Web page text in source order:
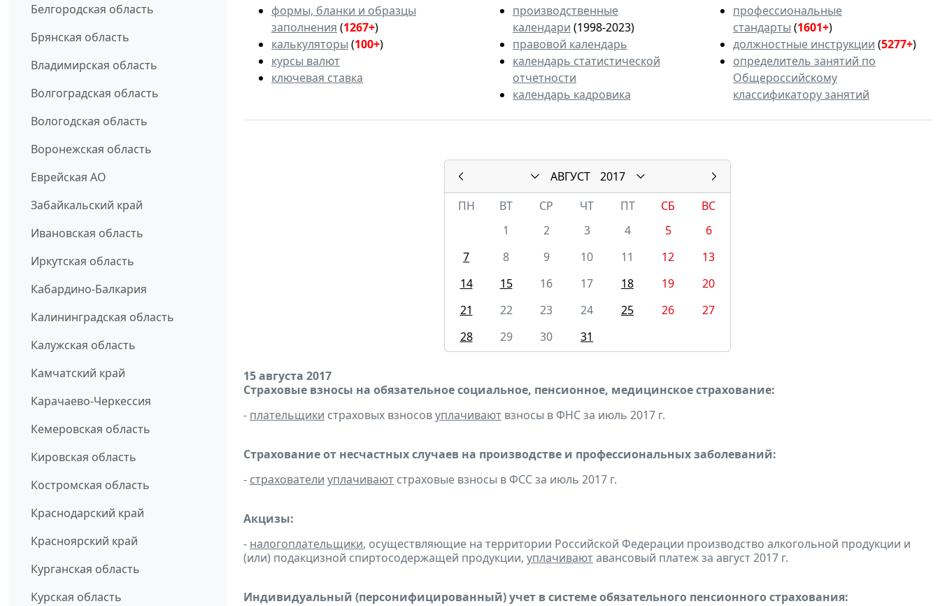
Белгородская область
Брянская область
Владимирская область
Волгоградская область
Вологодская область
Воронежская область
Еврейская АО
Забайкальский край
Ивановская область
Иркутская область
Кабардино-Балкария
Калининградская область
Калужская область
Камчатский край
Карачаево-Черкессия
Кемеровская область
Кировская область
Костромская область
Краснодарский край
Красноярский край
Курганская область
Курская область
формы, бланки и образцы
заполнения (1267+)
калькуляторы (100+)
курсы валют
ключевая ставка
производственные
календари (1998-2023)
правовой календарь
календарь статистической
отчетности
календарь кадровика
профессиональные
стандарты (1601+)
должностные инструкции (5277+)
определитель занятий по
Общероссийскому
классификатору занятий
АВГУСТ
2017
ПН
ВТ СР ЧТ ПТ СБ
ВС
1
2 3 4 5
6
7
8 9 10 11 12
13
14
15 16 17 18 19
20
21
22 23 24 25 26
27
28
29 30 31
15 августа 2017
Страховые взносы на обязательное социальное, пенсионное, медицинское страхование:
- плательщики страховых взносовуплачивают взносы в ФНС за июль 2017 г.
Страхование от несчастных случаев на производстве и профессиональных заболеваний:
- страхователи уплачивают страховые взносы в ФСС за июль 2017 г.
Акцизы:
- налогоплательщики, осуществляющие на территории Российской Федерации производство алкогольной продукции и
(или) подакцизной спиртосодержащей продукции, уплачиваютавансовый платеж за август 2017 г.
Индивидуальный (персонифицированный) учет в системе обязательного пенсионного страхования: